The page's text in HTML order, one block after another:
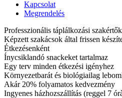
Kapcsolat
Megrendelés
Professzionális táplálkozási
Képzett szakácsok által frissen
Étkezésenként
Ínycsiklandó snackeket tartalmaz
Egy terv minden étkezési igényhez
Környezetbarát és biológiailag
Akár 20% folyamatos kedvezmény
Ingyenes házhozszállítás (reggel 7